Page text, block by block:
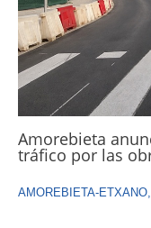
Amorebieta
tráfico por las
AMOREBIETA-ETXANO,